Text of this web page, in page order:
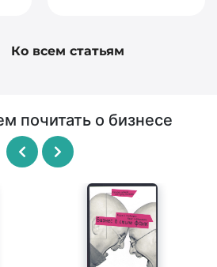
Ко всем статьям
почитать о бизнесе